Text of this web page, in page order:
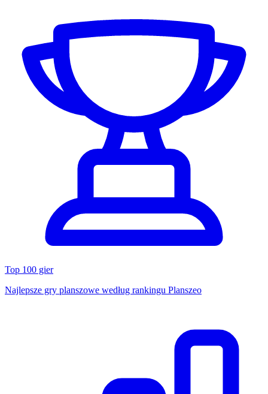
Top 100 gier
Najlepsze gry planszowe według rankingu Planszeo